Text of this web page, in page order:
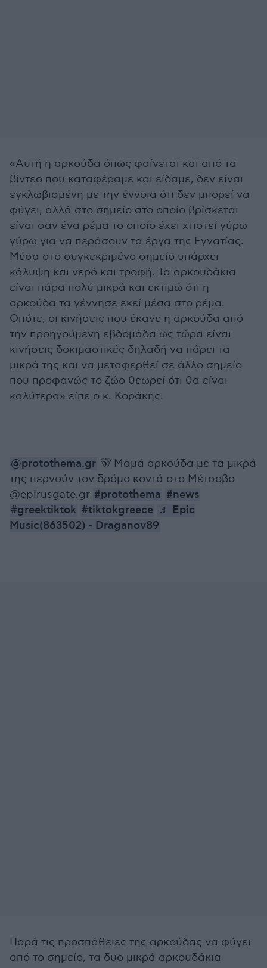
«Αυτή η αρκούδα όπως φαίνεται και από τα
βίντεο που καταφέραμε και είδαμε, δεν είναι
εγκλωβισμένη με την έννοια ότι δεν μπορεί να
φύγει, αλλά στο σημείο στο οποίο βρίσκεται
είναι σαν ένα ρέμα το οποίο έχει χτιστεί γύρω
γύρω για να περάσουν τα έργα της Εγνατίας.
Μέσα στο συγκεκριμένο σημείο υπάρχει
κάλυψη και νερό και τροφή. Τα αρκουδάκια
είναι πάρα πολύ μικρά και εκτιμώ ότι η
αρκούδα τα γέννησε εκεί μέσα στο ρέμα.
Οπότε, οι κινήσεις που έκανε η αρκούδα από
την προηγούμενη εβδομάδα ως τώρα είναι
κινήσεις δοκιμαστικές δηλαδή να πάρει τα
μικρά της και να μεταφερθεί σε άλλο σημείο
που προφανώς το ζώο θεωρεί ότι θα είναι
καλύτερα» είπε ο κ. Κοράκης.
@protothema.gr 🐻 Μαμά αρκούδα με τα μικρά
της περνούν τον δρόμο κοντά στο Μέτσοβο
@epirusgate.gr #protothema #news
#greektiktok #tiktokgreece ♬ Epic
Music(863502) - Draganov89
Παρά τις προσπάθειες της αρκούδας να φύγει
από το σημείο, τα δυο μικρά αρκουδάκια